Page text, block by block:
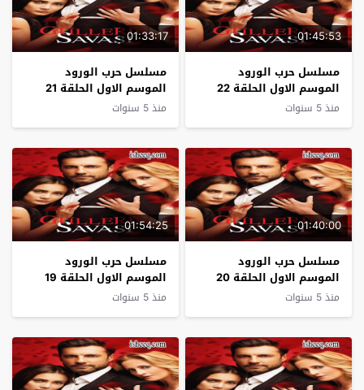
01:45:53
مسلسل حرب الورود
الموسم الاول الحلقة 22
منذ 5 سنوات
01:33:17
مسلسل حرب الورود
الموسم الاول الحلقة 21
منذ 5 سنوات
01:40:00
مسلسل حرب الورود
الموسم الاول الحلقة 20
منذ 5 سنوات
01:54:25
مسلسل حرب الورود
الموسم الاول الحلقة 19
منذ 5 سنوات